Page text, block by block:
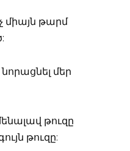
միայն թարմ
մեր
թուզը
թուզը: